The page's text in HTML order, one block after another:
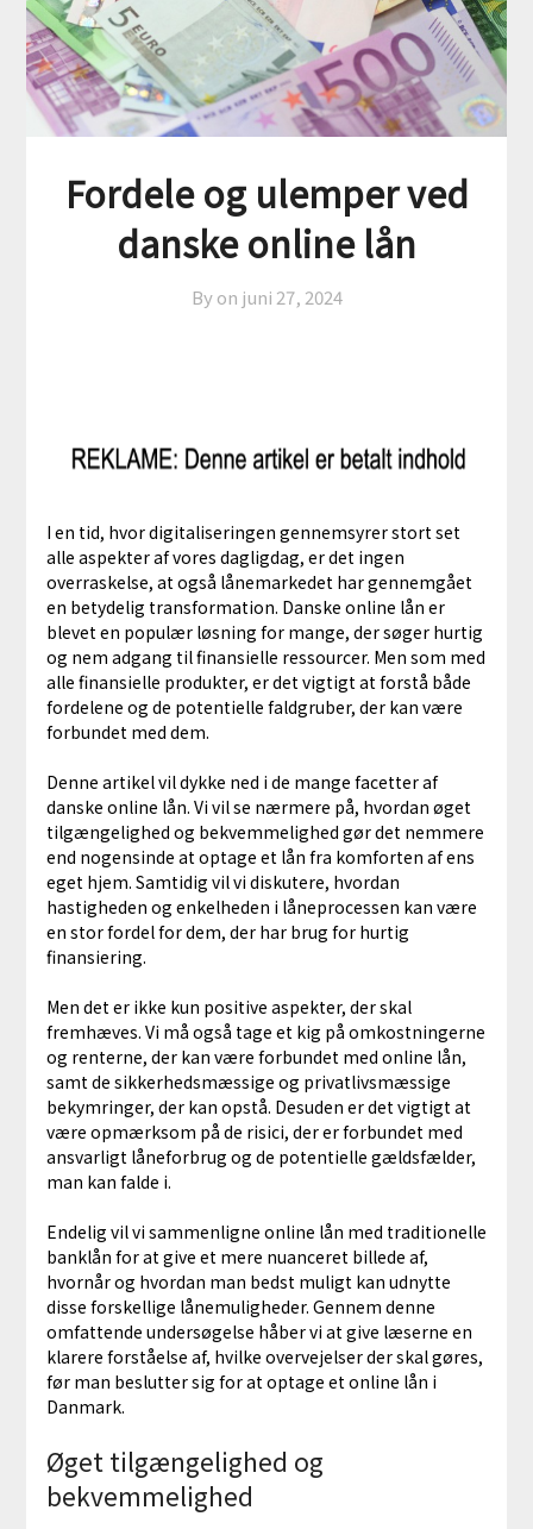
Fordele og ulemper ved
danske online lån
By on juni 27, 2024
I en tid, hvor digitaliseringen gennemsyrer stort set
alle aspekter af vores dagligdag, er det ingen
overraskelse, at også lånemarkedet har gennemgået
en betydelig transformation. Danske online lån er
blevet en populær løsning for mange, der søger hurtig
og nem adgang til finansielle ressourcer. Men som med
alle finansielle produkter, er det vigtigt at forstå både
fordelene og de potentielle faldgruber, der kan være
forbundet med dem.
Denne artikel vil dykke ned i de mange facetter af
danske online lån. Vi vil se nærmere på, hvordan øget
tilgængelighed og bekvemmelighed gør det nemmere
end nogensinde at optage et lån fra komforten af ens
eget hjem. Samtidig vil vi diskutere, hvordan
hastigheden og enkelheden i låneprocessen kan være
en stor fordel for dem, der har brug for hurtig
finansiering.
Men det er ikke kun positive aspekter, der skal
fremhæves. Vi må også tage et kig på omkostningerne
og renterne, der kan være forbundet med online lån,
samt de sikkerhedsmæssige og privatlivsmæssige
bekymringer, der kan opstå. Desuden er det vigtigt at
være opmærksom på de risici, der er forbundet med
ansvarligt låneforbrug og de potentielle gældsfælder,
man kan falde i.
Endelig vil vi sammenligne online lån med traditionelle
banklån for at give et mere nuanceret billede af,
hvornår og hvordan man bedst muligt kan udnytte
disse forskellige lånemuligheder. Gennem denne
omfattende undersøgelse håber vi at give læserne en
klarere forståelse af, hvilke overvejelser der skal gøres,
før man beslutter sig for at optage et online lån i
Danmark.
Øget tilgængelighed og
bekvemmelighed